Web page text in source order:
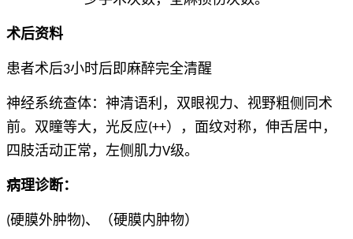
术后资料
患者术后3小时后即麻醉完全清醒
神经系统查体：神清语利，双眼视力、视野粗侧同术
前。双瞳等大，光反应(++），面纹对称，伸舌居中，
四肢活动正常，左侧肌力V级。
病理诊断：
(硬膜外肿物)、（硬膜内肿物）